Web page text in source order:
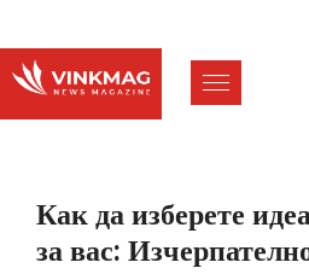
Как да изберете
за вас: